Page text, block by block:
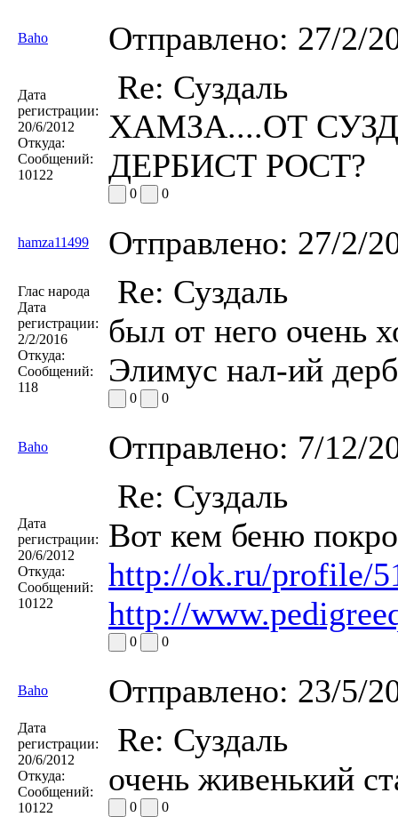
Baho Отправлено: 27/2/
Дата
регистрации:
20/6/2012
Откуда:
Сообщений:
10122
Re: Суздаль
ХАМЗА....ОТ
ДЕРБИСТ РОСТ?
0 0
hamza11499 Отправлено: 27/2/
Глас народа
Дата
регистрации:
2/2/2016
Откуда:
Сообщений:
118
Re: Суздаль
был от него очень
Элимус нал-ий
0 0
Baho Отправлено: 7/12/
Дата
регистрации:
20/6/2012
Откуда:
Сообщений:
10122
Re: Суздаль
Вот кем беню
http://ok.ru/profile/
http://
0 0
Baho Отправлено: 23/5/
Дата
регистрации:
20/6/2012
Откуда:
Сообщений:
10122
Re: Суздаль
очень живенький
0 0